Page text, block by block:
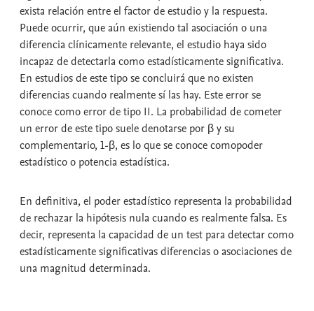
exista relación entre el factor de estudio y la respuesta.
Puede ocurrir, que aún existiendo tal asociación o una
diferencia clínicamente relevante, el estudio haya sido
incapaz de detectarla como estadísticamente significativa.
En estudios de este tipo se concluirá que no existen
diferencias cuando realmente sí las hay. Este error se
conoce comoerror de tipo II. La probabilidad de cometer
un error de este tipo suele denotarse por β y su
complementario, 1-β, es lo que se conoce comopoder
estadísticoo potencia estadística.
En definitiva, el poder estadístico representa la probabilidad
de rechazar la hipótesis nula cuando es realmente falsa. Es
decir, representa la capacidad de un test para detectar como
estadísticamente significativas diferencias o asociaciones de
una magnitud determinada.